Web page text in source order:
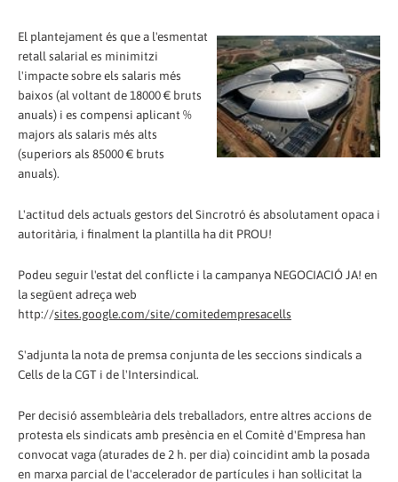
El plantejament és que a l'esmentat
retall salarial es minimitzi
l'impacte sobre els salaris més
baixos (al voltant de 18000 € bruts
anuals) i es compensi aplicant %
majors als salaris més alts
(superiors als 85000 € bruts
anuals).
L'actitud dels actuals gestors del Sincrotró és absolutament opaca i
autoritària, i finalment la plantilla ha dit PROU!
Podeu seguir l'estat del conflicte i la campanya NEGOCIACIÓ JA! en
la següent adreça web
http://sites.google.com/site/comitedempresacells
S'adjunta la nota de premsa conjunta de les seccions sindicals a
Cells de la CGT i de l'Intersindical.
Per decisió assembleària dels treballadors, entre altres accions de
protesta els sindicats amb presència en el Comitè d'Empresa han
convocat vaga (aturades de 2 h. per dia) coincidint amb la posada
en marxa parcial de l'accelerador de partícules i han sol·licitat la